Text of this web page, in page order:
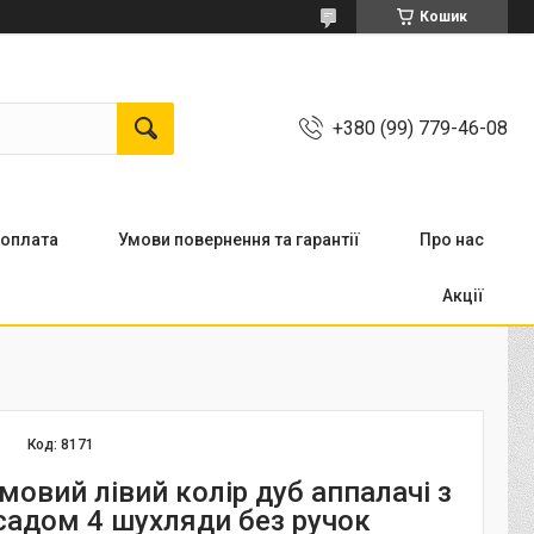
Кошик
+380 (99) 779-46-08
Умови повернення та гарантії Про нас
Акції
Код:8171
лівий колір дуб аппалачі з
4 шухляди без ручок